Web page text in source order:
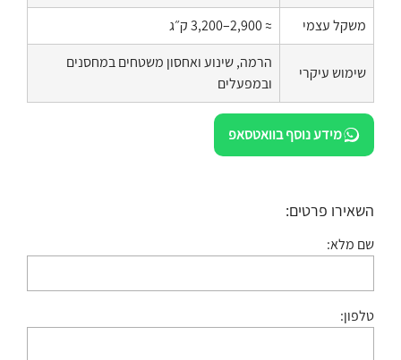
משקל עצמי
≈ 2,900–3,200 ק״ג
שימוש עיקרי
הרמה, שינוע ואחסון משטחים במחסנים
ובמפעלים
מידע נוסף בוואטסאפ
השאירו פרטים:
שם מלא:
טלפון: